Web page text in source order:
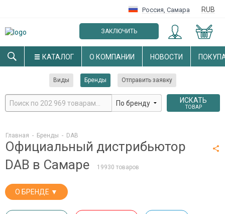
Россия, Самара RUB
ЗАКЛЮЧИТЬ
ОПТОВЫЙ ДОГОВОР
КАТАЛОГ О КОМПАНИИ НОВОСТИ
Виды Бренды Отправить заявку
ИСКАТЬ
ТОВАР
Главная - Бренды - DAB
Официальный дистрибьютор
DAB в Самаре
19930 товаров
О БРЕНДЕ ▼